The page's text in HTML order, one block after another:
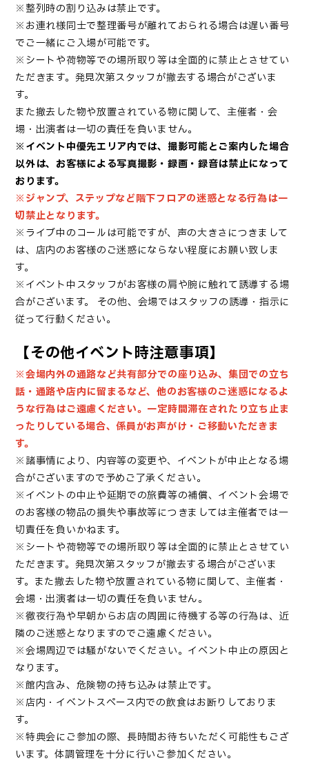
※整列時の割り込みは禁止です。
※お連れ様同士で整理番号が離れておられる場合は遅い番号
でご一緒にご入場が可能です。
※シートや荷物等での場所取り等は全面的に禁止とさせてい
ただきます。発見次第スタッフが撤去する場合がございま
す。
また撤去した物や放置されている物に関して、主催者・会
場・出演者は一切の責任を負いません。
※イベント中優先エリア内では、撮影可能とご案内した場合
以外は、お客様による写真撮影・録画・録音は禁止になって
おります。
※ジャンプ、ステップなど階下フロアの迷惑となる行為は一
切禁止となります。
※ライブ中のコールは可能ですが、声の大きさにつきまして
は、店内のお客様のご迷惑にならない程度にお願い致しま
す。
※イベント中スタッフがお客様の肩や腕に触れて誘導する場
合がございます。
その他、会場ではスタッフの誘導・指示に
従って行動ください。
【その他イベント時注意事項】
※会場内外の通路など共有部分での座り込み、集団での立ち
話・通路や店内に留まるなど、他のお客様のご迷惑になるよ
うな行為はご遠慮ください。一定時間滞在されたり立ち止ま
ったりしている場合、係員がお声がけ・ご移動いただきま
す。
※諸事情により、内容等の変更や、イベントが中止となる場
合がございますので予めご了承ください。
※イベントの中止や延期での旅費等の補償、イベント会場で
のお客様の物品の損失や事故等につきましては主催者では一
切責任を負いかねます。
※シートや荷物等での場所取り等は全面的に禁止とさせてい
ただきます。発見次第スタッフが撤去する場合がございま
す。また撤去した物や放置されている物に関して、主催者・
会場・出演者は一切の責任を負いません。
※徹夜行為や早朝からお店の周囲に待機する等の行為は、近
隣のご迷惑となりますのでご遠慮ください。
※会場周辺では騒がないでください。イベント中止の原因と
なります。
※館内含み、危険物の持ち込みは禁止です。
※店内・イベントスペース内での飲食はお断りしておりま
す。
※特典会にご参加の際、長時間お待ちいただく可能性もござ
います。体調管理を十分に行いご参加ください。